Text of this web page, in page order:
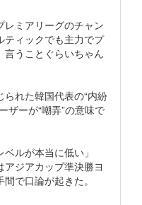
レミアリーグのチャン
ティックでも主力でプ
言うことぐらいちゃん
れた韓国代表の“内紛
ザーが“嘲弄”の意味で
ルが本当に低い」
ジアカップ準決勝ヨ
で口論が起きた。